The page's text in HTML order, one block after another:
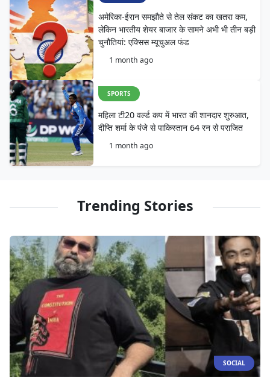
अमेरिका-ईरान समझौते से तेल संकट का खतरा कम,
लेकिन भारतीय शेयर बाजार के सामने अभी भी तीन बड़ी
चुनौतियां: एक्सिस म्यूचुअल फंड
1 month ago
SPORTS
महिला टी20 वर्ल्ड कप में भारत की शानदार शुरुआत,
दीप्ति शर्मा के पंजे से पाकिस्तान 64 रन से पराजित
1 month ago
Trending Stories
SOCIAL